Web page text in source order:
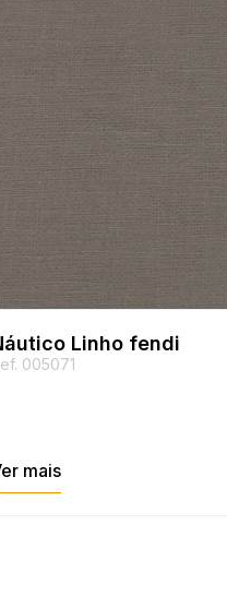
Linho fendi
005071
mais